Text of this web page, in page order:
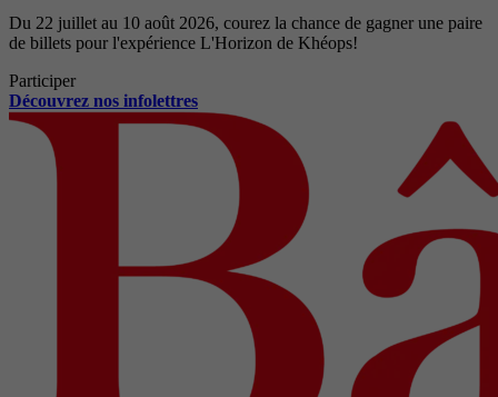
Du 22 juillet au 10 août 2026, courez la chance de gagner une paire
de billets pour l'expérience L'Horizon de Khéops!
Participer
Découvrez nos infolettres